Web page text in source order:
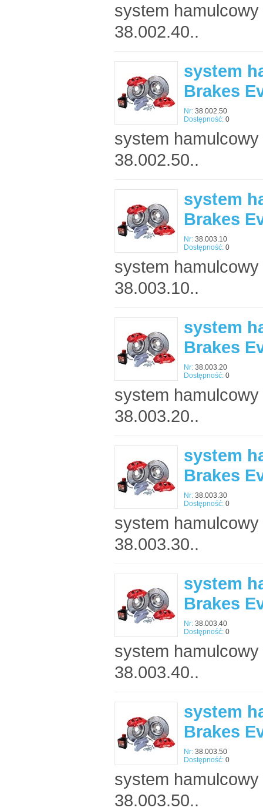
system
38.002.40..
system
Brakes
Nr: 38.002.50
Dostępność: 0
system
38.002.50..
system
Brakes
Nr: 38.003.10
Dostępność: 0
system
38.003.10..
system
Brakes
Nr: 38.003.20
Dostępność: 0
system
38.003.20..
system
Brakes
Nr: 38.003.30
Dostępność: 0
system
38.003.30..
system
Brakes
Nr: 38.003.40
Dostępność: 0
system
38.003.40..
system
Brakes
Nr: 38.003.50
Dostępność: 0
system
38.003.50..